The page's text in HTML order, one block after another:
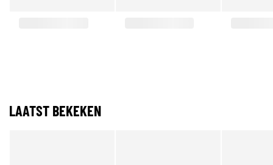
LAATST BEKEKEN